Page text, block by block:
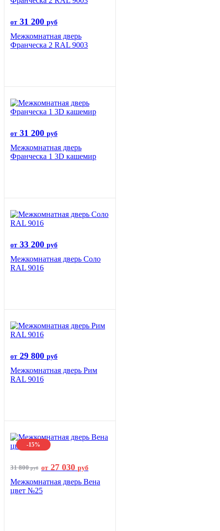
от 31 200 руб
Межкомнатная дверь
Франческа 2 RAL 9003
от 31 200 руб
Межкомнатная дверь
Франческа 1 3D кашемир
от 33 200 руб
Межкомнатная дверь Соло
RAL 9016
от 29 800 руб
Межкомнатная дверь Рим
RAL 9016
-15%
31 800руб от 27 030 руб
Межкомнатная дверь Вена
цвет №25